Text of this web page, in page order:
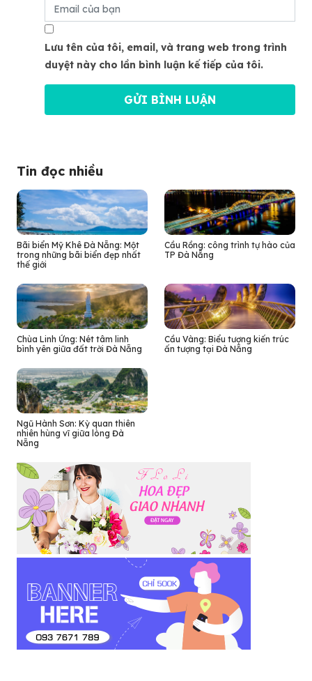
Lưu tên của tôi, email, và trang web trong trình
duyệt này cho lần bình luận kế tiếp của tôi.
Tin đọc nhiều
Bãi biển Mỹ Khê Đà Nẵng: Một
trong những bãi biển đẹp nhất
thế giới
Cầu Rồng: công trình tự hào của
TP Đà Nẵng
Chùa Linh Ứng: Nét tâm linh
bình yên giữa đất trời Đà Nẵng
Cầu Vàng: Biểu tượng kiến trúc
ấn tượng tại Đà Nẵng
Ngũ Hành Sơn: Kỳ quan thiên
nhiên hùng vĩ giữa lòng Đà
Nẵng